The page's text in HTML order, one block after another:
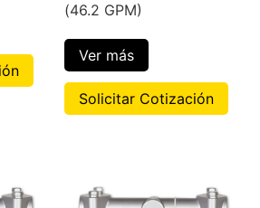
(46.2 GPM)
Ver más
Solicitar Cotización